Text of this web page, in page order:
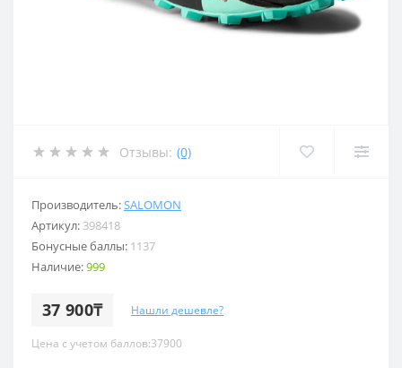
Отзывы: (0)
Производитель:SALOMON
Артикул: 398418
Бонусные баллы: 1137
Наличие:999
37 900₸ Нашли дешевле?
Цена с учетом баллов:37900